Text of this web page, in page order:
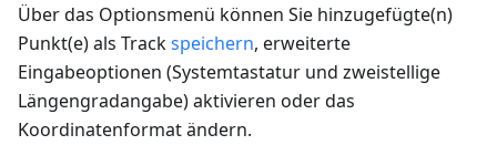
Über das Optionsmenü können Sie hinzugefügte(n)
Punkt(e) als Trackspeichern, erweiterte
Eingabeoptionen (Systemtastatur und zweistellige
Längengradangabe) aktivieren oder das
Koordinatenformat ändern.